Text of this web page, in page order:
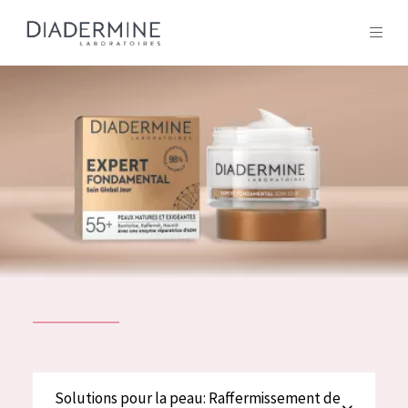
SOLUTIONS POUR LA PEAU
TOUS LES PRODUIT
ACCUEIL
Composition
À propos
Solutions pour la peau: Raffermissement de